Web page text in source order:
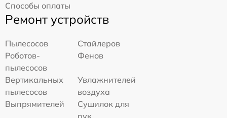
Способы оплаты
Ремонт устройств
Пылесосов
Стайлеров
Роботов-
пылесосов
Фенов
Вертикальных
пылесосов
Увлажнителей
воздуха
Выпрямителей
Сушилок для